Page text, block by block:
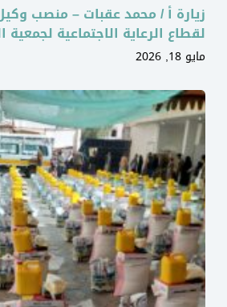
زيارة أ / محمد عقبات – منصب
لقطاع الرعاية الاجتماعية لجمعية
مايو 18, 2026